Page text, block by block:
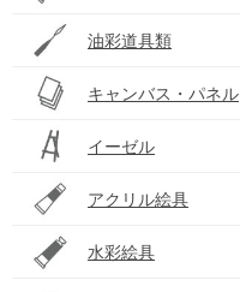
油彩道具類
キャンバス・パネル
イーゼル
アクリル絵具
水彩絵具